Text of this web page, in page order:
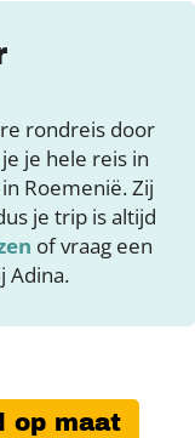
rondreis door
je hele reis in
Roemenië. Zij
je trip is altijd
of vraag een
Adina.
op maat